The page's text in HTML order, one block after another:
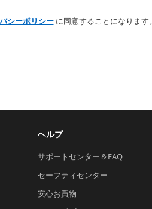
シーポリシーに同意することになります。
ヘルプ
サポートセンター＆FAQ
セーフティセンター
安心お買物